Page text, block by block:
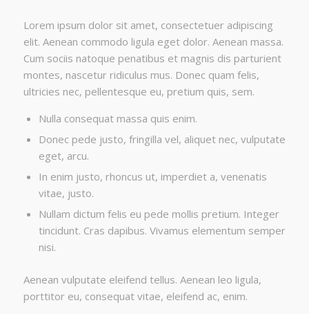
Lorem ipsum dolor sit amet, consectetuer adipiscing
elit. Aenean commodo ligula eget dolor. Aenean massa.
Cum sociis natoque penatibus et magnis dis parturient
montes, nascetur ridiculus mus. Donec quam felis,
ultricies nec, pellentesque eu, pretium quis, sem.
Nulla consequat massa quis enim.
Donec pede justo, fringilla vel, aliquet nec, vulputate
eget, arcu.
In enim justo, rhoncus ut, imperdiet a, venenatis
vitae, justo.
Nullam dictum felis eu pede mollis pretium. Integer
tincidunt. Cras dapibus. Vivamus elementum semper
nisi.
Aenean vulputate eleifend tellus. Aenean leo ligula,
porttitor eu, consequat vitae, eleifend ac, enim.